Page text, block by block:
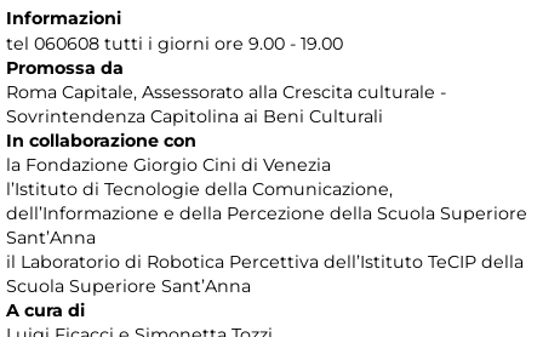
Informazioni
tel 060608 tutti i giorni ore 9.00 - 19.00
Promossa da
Roma Capitale, Assessorato alla Crescita culturale -
Sovrintendenza Capitolina ai Beni Culturali
In collaborazione con
la Fondazione Giorgio Cini di Venezia
l’Istituto di Tecnologie della Comunicazione,
dell’Informazione e della Percezione della Scuola Superiore
Sant’Anna
il Laboratorio di Robotica Percettiva dell’Istituto TeCIP della
Scuola Superiore Sant’Anna
A cura di